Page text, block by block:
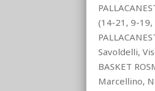
(14-21, 9-19,
Savoldelli,
BASKET
Marcellino,